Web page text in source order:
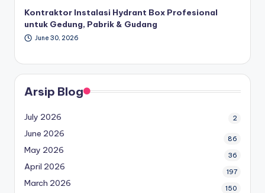
Kontraktor Instalasi Hydrant Box Profesional
untuk Gedung, Pabrik & Gudang
June 30, 2026
Arsip Blog
July 2026 2
June 2026 86
May 2026 36
April 2026 197
March 2026 150